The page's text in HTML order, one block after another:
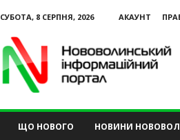
СУБОТА, 8 СЕРПНЯ, 2026 АКАУНТ
ЩО НОВОГО НОВИНИ